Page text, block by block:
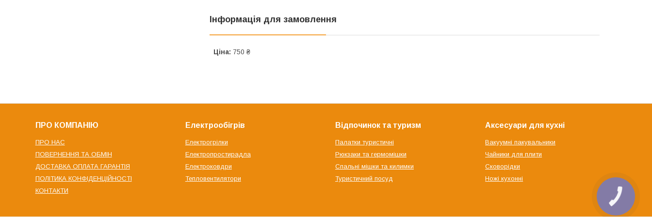
Інформація для замовлення
Ціна: 750 ₴
ПРО КОМПАНІЮ
ПРО НАС
ПОВЕРНЕННЯ ТА ОБМІН
ДОСТАВКА ОПЛАТА ГАРАНТІЯ
ПОЛІТИКА КОНФІДЕНЦІЙНОСТІ
КОНТАКТИ
Електрообігрів
Електрогрілки
Електропростирадла
Електроковдри
Тепловентилятори
Відпочинок та туризм
Палатки туристичні
Рюкзаки та гермомішки
Спальні мішки та килимки
Туристичний посуд
Аксесуари для кухні
Вакуумні пакувальники
Чайники для плити
Сковорідки
Ножі кухонні
КНОПКА
ЗВ'ЯЗКУ